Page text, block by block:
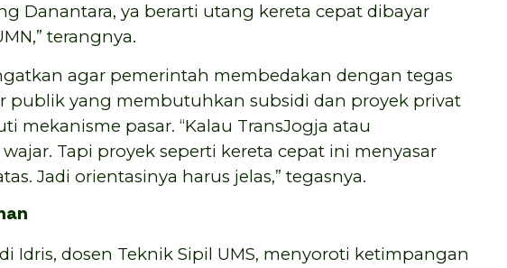
Danantara, ya berarti utang kereta cepat dibayar
terangnya.
agar pemerintah membedakan dengan tegas
publik yang membutuhkan subsidi dan proyek privat
mekanisme pasar. “Kalau TransJogja atau
Tapi proyek seperti kereta cepat ini menyasar
Jadi orientasinya harus jelas,” tegasnya.
Idris, dosen Teknik Sipil UMS, menyoroti ketimpangan